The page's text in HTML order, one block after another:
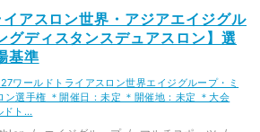
アスロン世界・アジアエイジグル
グディスタンスデュアスロン】選
基準
ワールドトライアスロン世界エイジグループ・ミ
ン選手権 ＊開催日：未定 ＊開催地：未定 ＊大会
ドト…